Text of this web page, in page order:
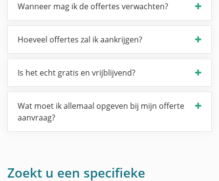
Wanneer mag ik de offertes verwachten?
Hoeveel offertes zal ik aankrijgen?
Is het echt gratis en vrijblijvend?
Wat moet ik allemaal opgeven bij mijn offerte
aanvraag?
Zoekt u een specifieke